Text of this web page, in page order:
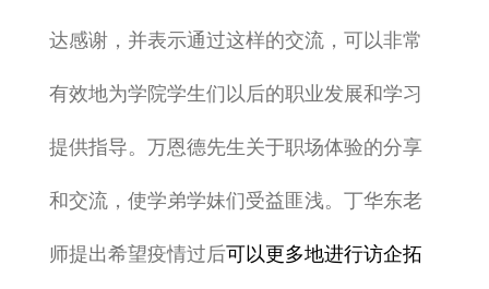
达感谢，并表示通过这样的交流， 可以非常
有效地为学院学生们以后的职业发展和学习
提供指导。万恩德先生关于职场体验的分享
和交流，使学弟学妹们受益匪浅。丁华东老
师提出希望疫情过后可以更多地进行访企拓